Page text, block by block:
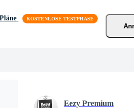
Pläne
Eezy Premium